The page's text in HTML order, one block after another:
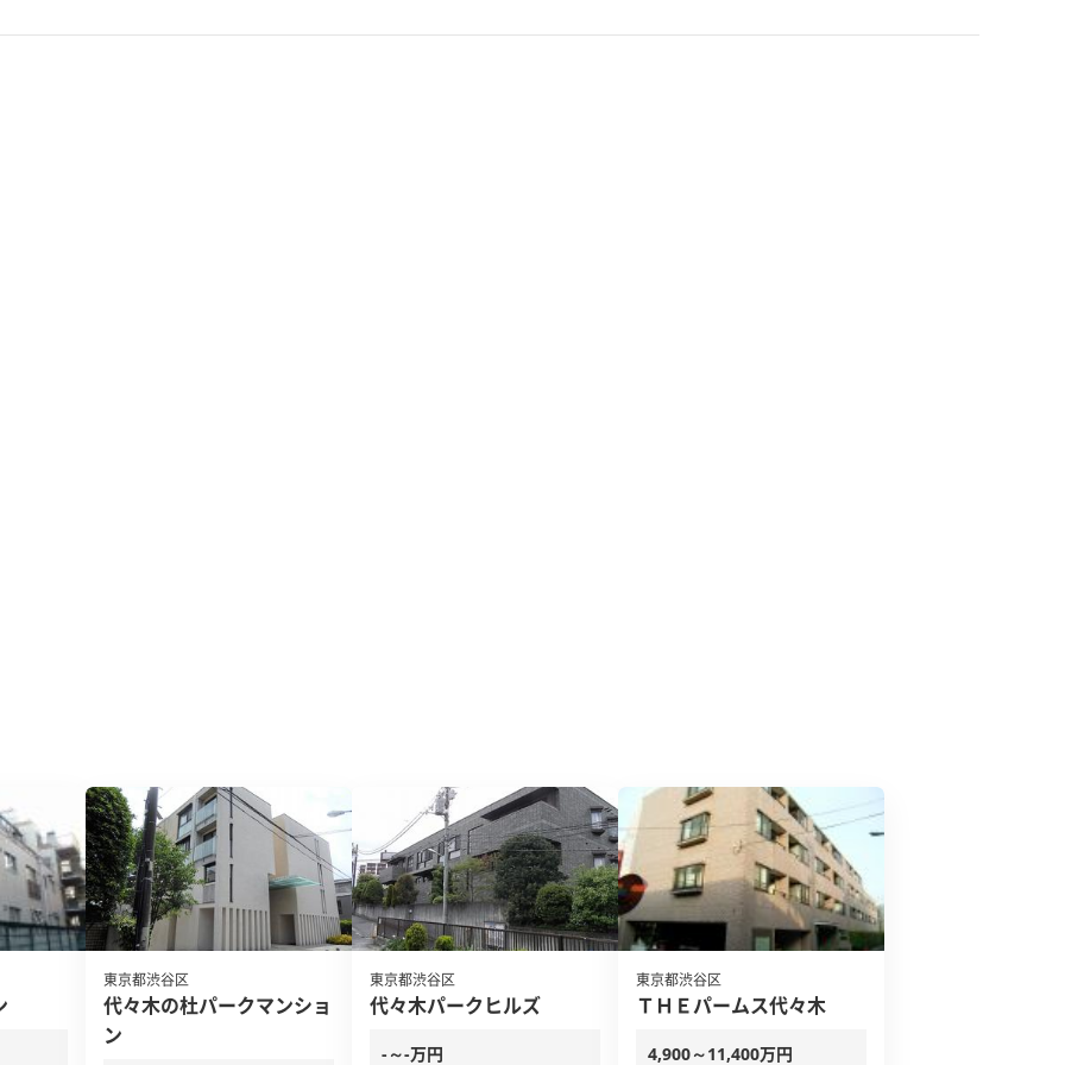
東京都渋谷区
代々木の杜パークマンショ
ン
東京都渋谷区
代々木パークヒルズ
-～-万円
東京都渋谷区
ＴＨＥパームス代々木
4,900～11,400万円